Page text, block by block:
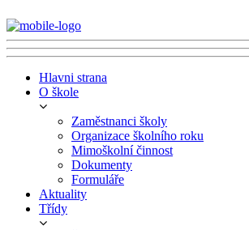
Hlavni strana
O škole
Zaměstnanci školy
Organizace školního roku
Mimoškolní činnost
Dokumenty
Formuláře
Aktuality
Třídy